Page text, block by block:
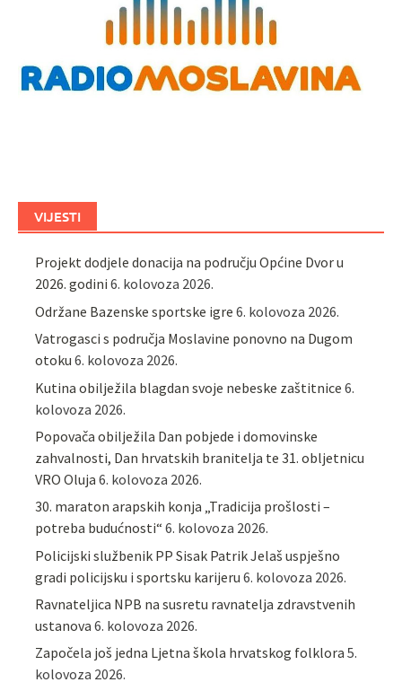
VIJESTI
Projekt dodjele donacija na području Općine Dvor u
2026. godini 6. kolovoza 2026.
Održane Bazenske sportske igre 6. kolovoza 2026.
Vatrogasci s područja Moslavine ponovno na Dugom
otoku 6. kolovoza 2026.
Kutina obilježila blagdan svoje nebeske zaštitnice 6.
kolovoza 2026.
Popovača obilježila Dan pobjede i domovinske
zahvalnosti, Dan hrvatskih branitelja te 31. obljetnicu
VRO Oluja 6. kolovoza 2026.
30. maraton arapskih konja „Tradicija prošlosti –
potreba budućnosti“ 6. kolovoza 2026.
Policijski službenik PP Sisak Patrik Jelaš uspješno
gradi policijsku i sportsku karijeru 6. kolovoza 2026.
Ravnateljica NPB na susretu ravnatelja zdravstvenih
ustanova 6. kolovoza 2026.
Započela još jedna Ljetna škola hrvatskog folklora 5.
kolovoza 2026.